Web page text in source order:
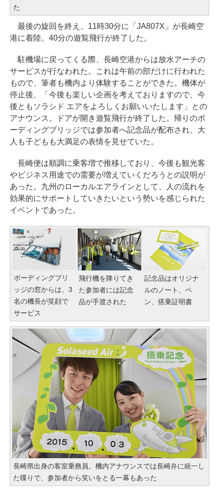
た
最後の旋回を終え、11時30分に「JA807X」が長崎空
港に着陸。40分の遊覧飛行が終了した。
駐機場に戻ってくる際、長崎空港からは放水アーチの
サービスが行なわれた。これは午前の部だけに行われた
もので、筆者も機内より体験することができた。機体が
停止後、「今後も楽しい企画を考えておりますので、今
後ともソラシド エアをよろしくお願いいたします」との
アナウンス。ドアが開き遊覧飛行が終了した。帰りのボ
ーディングブリッジでは参加者へ記念品が配布され、大
人も子どもも大満足の表情を見せていた。
長崎便は順調に乗客増で推移しており、今後も観光客
やビジネス用途での需要が増えていくだろうとの説明が
あった。九州のローカルエアラインとして、人の流れを
効果的にサポートしていきたいという勢いを感じられた
イベントであった。
ボーディングブリ
ッジの窓からは、3
名の機長が笑顔で
サービス
飛行機を降りてき
た参加者には記念
品が手渡された
記念品はオリジナ
ルのノート、ペ
ン、搭乗証明書
長崎県出身の客室乗務員。機内アナウンスでは長崎弁に統一し
た喋りで、参加者から笑いをとる一幕もあった